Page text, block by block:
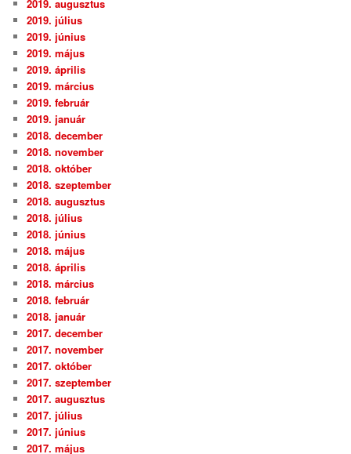
2019. augusztus
2019. július
2019. június
2019. május
2019. április
2019. március
2019. február
2019. január
2018. december
2018. november
2018. október
2018. szeptember
2018. augusztus
2018. július
2018. június
2018. május
2018. április
2018. március
2018. február
2018. január
2017. december
2017. november
2017. október
2017. szeptember
2017. augusztus
2017. július
2017. június
2017. május